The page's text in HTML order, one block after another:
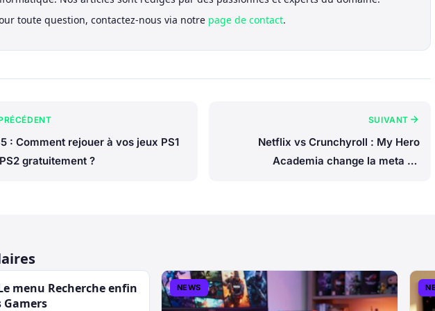
toute question, contactez-nous via notre page de contact.
: Comment rejouer à vos jeux PS1
gratuitement ?
SUIVANT
Netflix vs Crunchyroll : My Hero
Academia change la meta du
menu Recherche enfin
Gamers
NEWS